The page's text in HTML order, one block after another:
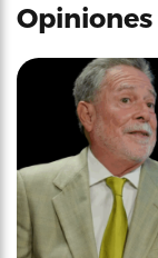
Opiniones